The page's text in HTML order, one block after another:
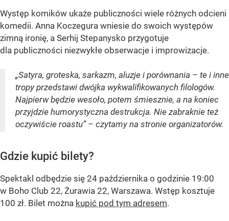
Występ komików ukaże publiczności wiele różnych odcieni
komedii. Anna Koczegura wniesie do swoich występów
zimną ironię, a Serhij Stepanysko przygotuje
dla publiczności niezwykłe obserwacje i improwizacje.
„Satyra, groteska, sarkazm, aluzje i porównania – te i inne
tropy przedstawi dwójka wykwalifikowanych filologów.
Najpierw będzie wesoło, potem śmiesznie, a na koniec
przyjdzie humorystyczna destrukcja. Nie zabraknie też
oczywiście roastu” – czytamy na stronie organizatorów.
Gdzie kupić bilety?
Spektakl odbędzie się 24 października o godzinie 19:00
w Boho Club 22, Żurawia 22, Warszawa. Wstęp kosztuje
100 zł. Bilet można kupić pod tym adresem.